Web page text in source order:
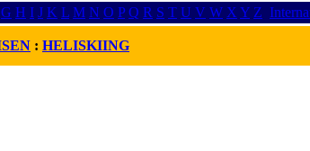
G H I J K L M N O P Q R S T U V W X Y Z
: HELISKIING